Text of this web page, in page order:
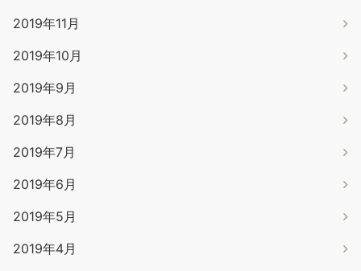
2019年11月
2019年10月
2019年9月
2019年8月
2019年7月
2019年6月
2019年5月
2019年4月